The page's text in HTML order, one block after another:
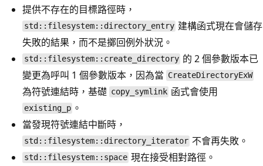
提供不存在的目標路徑時，
std::filesystem::directory_entry 建構函式現在會儲存
失敗的結果，而不是擲回例外狀況。
std::filesystem::create_directory 的 2 個參數版本已
變更為呼叫 1 個參數版本，因為當 CreateDirectoryExW
為符號連結時，基礎 copy_symlink 函式會使用
existing_p 。
當發現符號連結中斷時，
std::filesystem::directory_iterator 不會再失敗。
std::filesystem::space 現在接受相對路徑。